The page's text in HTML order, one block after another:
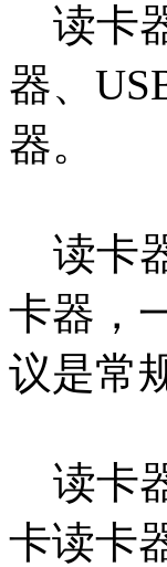
读卡
器、
器。
读卡
卡器，
议是常
读卡
卡读卡